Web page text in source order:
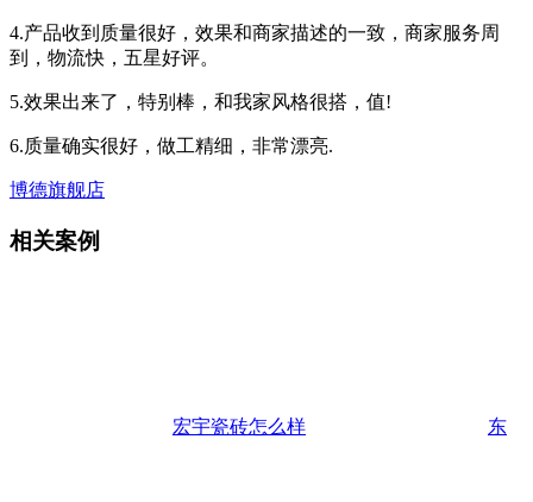
4.产品收到质量很好，效果和商家描述的一致，商家服务周
到，物流快，五星好评。
5.效果出来了，特别棒，和我家风格很搭，值!
6.质量确实很好，做工精细，非常漂亮.
博德旗舰店
相关案例
宏宇瓷砖怎么样 东